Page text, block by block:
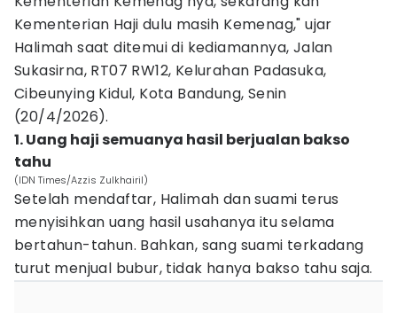
Kementerian Haji dulu masih Kemenag," ujar
Halimah saat ditemui di kediamannya, Jalan
Sukasirna, RT07 RW12, Kelurahan Padasuka,
Cibeunying Kidul, Kota Bandung, Senin
(20/4/2026).
1. Uang haji semuanya hasil berjualan bakso
tahu
(IDN Times/Azzis Zulkhairil)
Setelah mendaftar, Halimah dan suami terus
menyisihkan uang hasil usahanya itu selama
bertahun-tahun. Bahkan, sang suami terkadang
turut menjual bubur, tidak hanya bakso tahu saja.